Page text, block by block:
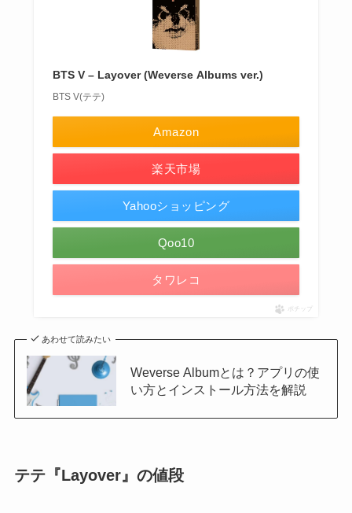
BTS V – Layover (Weverse Albums ver.)
BTS V(テテ)
Amazon
楽天市場
Yahooショッピング
Qoo10
タワレコ
ポチップ
あわせて読みたい
Weverse Albumとは？アプリの使
い方とインストール方法を解説
テテ『Layover』の値段